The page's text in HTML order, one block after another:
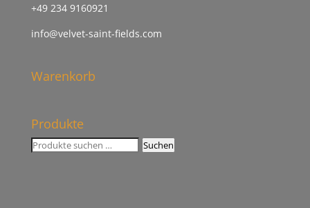
+49 234 9160921
info@velvet-saint-fields.com
Warenkorb
Produkte
Suchen
Suchen